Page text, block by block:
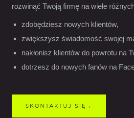
rozwinąć Twoją firmę na wiele
zdobędziesz nowych klientów,
zwiększysz świadomość swojej
nakłonisz klientów do powrotu na
dotrzesz do nowych fanów na
SKONTAKTUJ SIĘ